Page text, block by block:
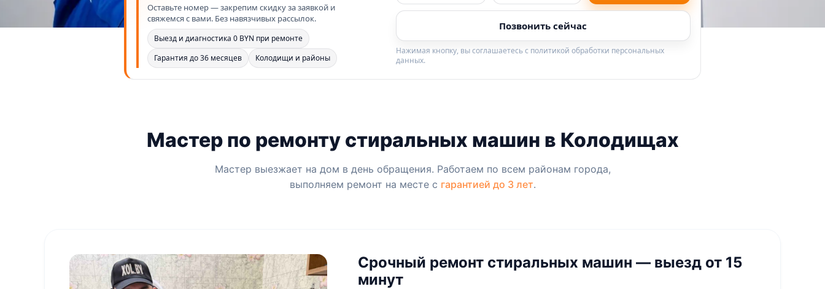
Оставьте номер — закрепим скидку за заявкой и
свяжемся с вами. Без навязчивых рассылок.
Выезд и диагностика 0 BYN при ремонте
Гарантия до 36 месяцев
Колодищи и районы
Позвонить сейчас
Нажимая кнопку, вы соглашаетесь с политикой обработки персональных
данных.
Мастер по ремонту стиральных машин в Колодищах
Мастер выезжает на дом в день обращения. Работаем по всем районам города,
выполняем ремонт на месте с гарантией до 3 лет.
Срочный ремонт стиральных машин — выезд от 15
минут